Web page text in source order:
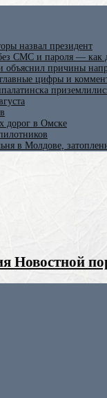
назвал президент
СМС и пароля — как
объяснил причины
цифры и
дорог в Омске
в Молдове,
Новостной